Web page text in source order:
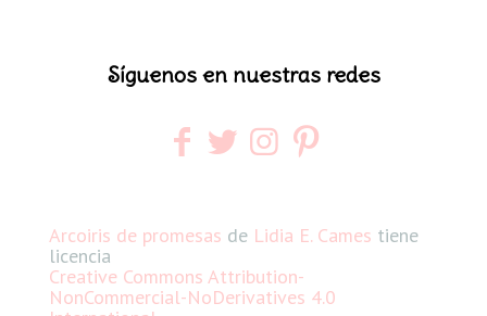
Síguenos en nuestras redes
Arcoiris de promesas de Lidia E. Cames tiene
licencia
Creative Commons Attribution-
NonCommercial-NoDerivatives 4.0